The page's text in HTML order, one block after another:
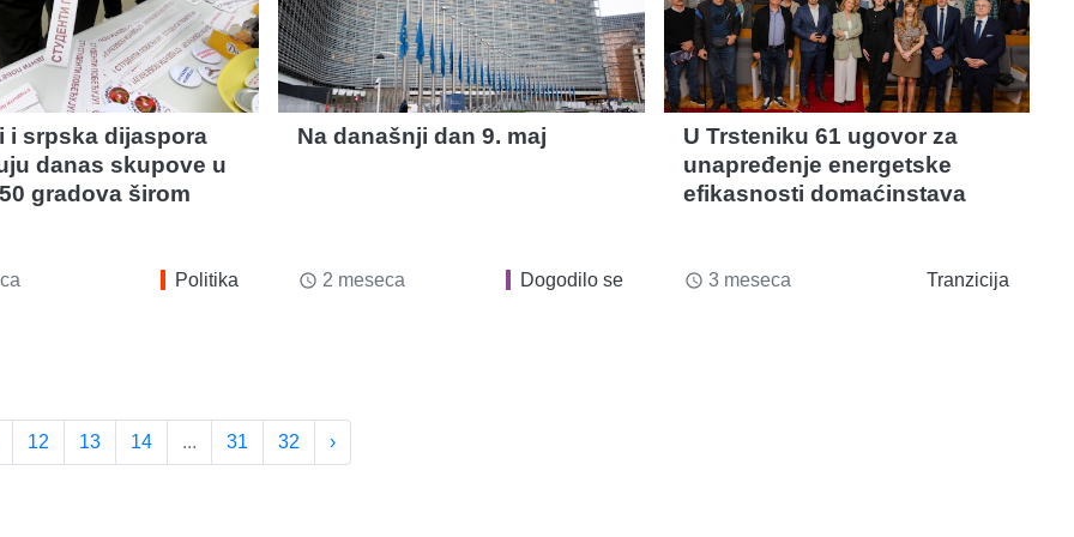
i srpska dijaspora
danas skupove u
gradova širom
Politika
Na današnji dan 9. maj
access_time 2 meseca Dogodilo se
U Trsteniku 61 ugovor za
unapređenje energetske
efikasnosti domaćinstava
access_time 3 meseca Tranzicija
12 13 14 ... 31 32 ›